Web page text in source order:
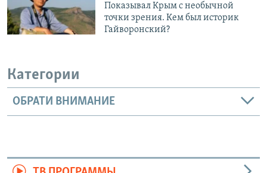
Показывал Крым с необычной
точки зрения. Кем был историк
Гайворонский?
Категории
ОБРАТИ ВНИМАНИЕ